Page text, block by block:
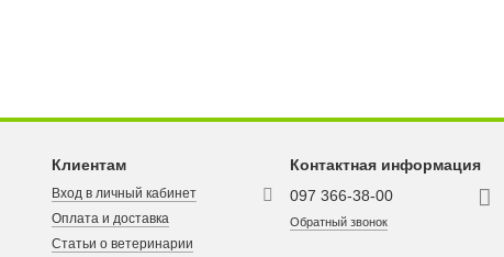
Клиентам
Вход в личный кабинет
Оплата и доставка
Статьи о ветеринарии
Контактная информация
097 366-38-00
Обратный звонок